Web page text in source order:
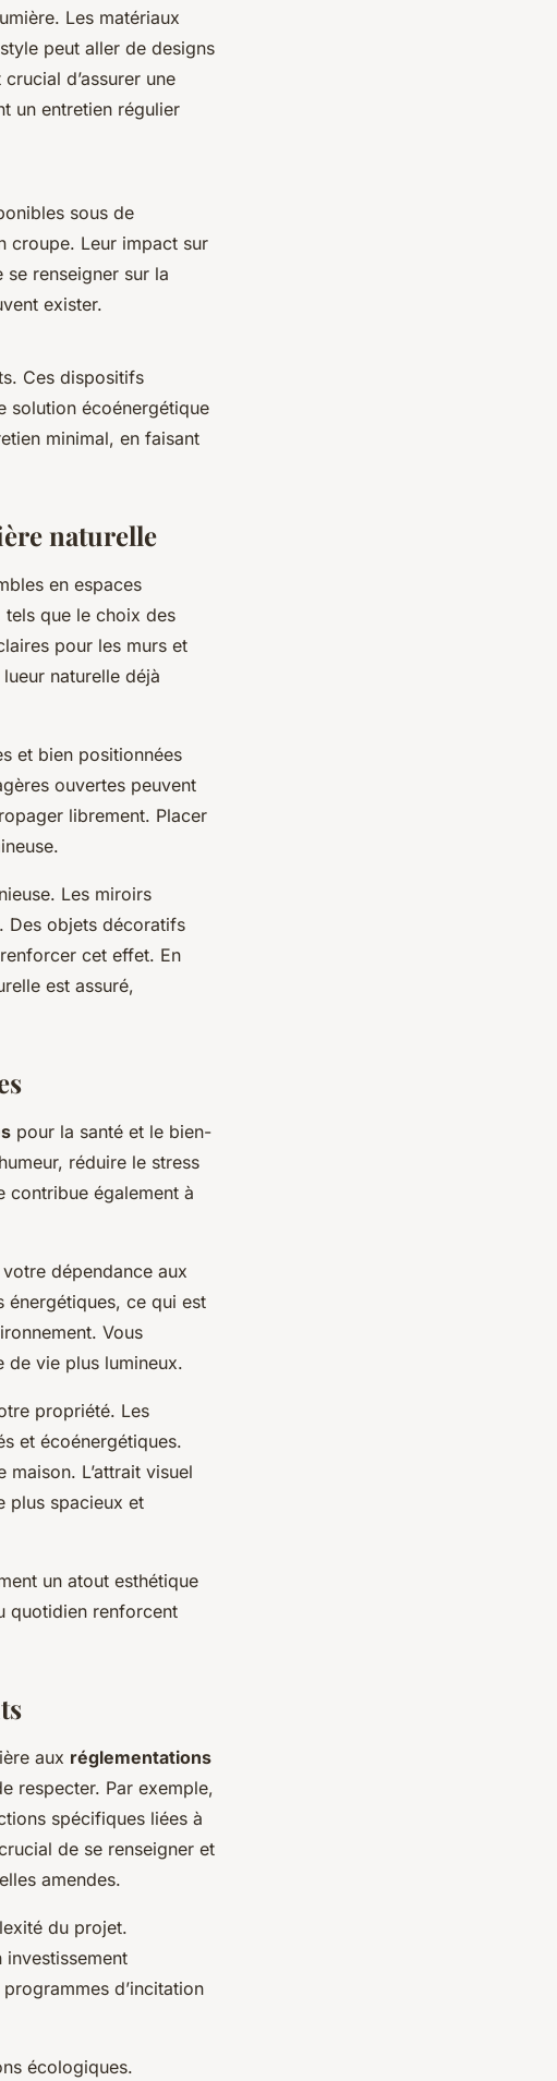
Les matériaux
peut aller de designs
d’assurer une
un entretien régulier
sous de
croupe. Leur impact sur
se renseigner sur la
exister.
Ces dispositifs
solution écoénergétique
minimal, en faisant
naturelle
en espaces
tels que le choix des
pour les murs et
naturelle déjà
et bien positionnées
ouvertes peuvent
librement. Placer
Les miroirs
Des objets décoratifs
cet effet. En
est assuré,
pour la santé et le bien-
réduire le stress
contribue également à
dépendance aux
énergétiques, ce qui est
Vous
de vie plus lumineux.
propriété. Les
et écoénergétiques.
L’attrait visuel
plus spacieux et
un atout esthétique
quotidien renforcent
aux réglementations
respecter. Par exemple,
spécifiques liées à
de se renseigner et
amendes.
du projet.
investissement
d’incitation
écologiques.